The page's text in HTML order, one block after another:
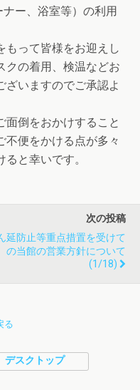
ー、浴室等）の利用
もって皆様をお迎えし
クの着用、検温などお
ざいますのでご承認よ
面倒をおかけすること
不便をかける点が多々
と幸いです。
次の投稿
延防止等重点措置を受けて
の当館の営業方針について
(1/18)
る
デスクトップ